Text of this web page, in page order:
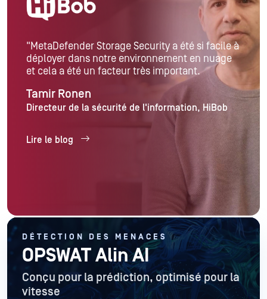
"MetaDefender Storage Security a été si facile à
déployer dans notre environnement en nuage
et cela a été un facteur très important.
Tamir Ronen
Directeur de la sécurité de l'information, HiBob
Lire le blog
DÉTECTION DES MENACES
OPSWAT Alin AI
Conçu pour la prédiction, optimisé pour la
vitesse